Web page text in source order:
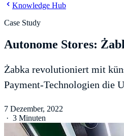
Knowledge Hub
Case Study
Autonome Stores:
Żabka revolutioniert mit
Payment-Technologien die
7 Dezember, 2022
· 3 Minuten